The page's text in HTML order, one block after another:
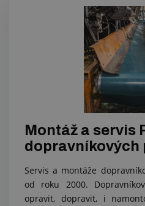
Montáž a servis
dopravníkových
Servis a montáže
od roku 2000.
opravit, dopravit, i